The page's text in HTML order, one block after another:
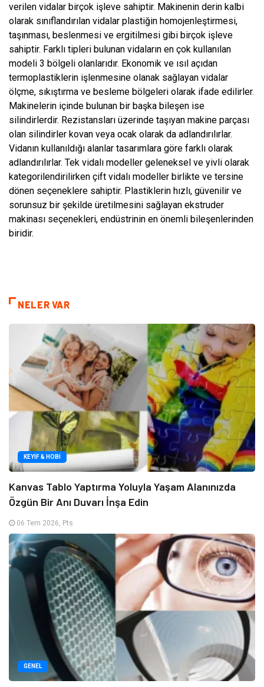
verilen vidalar birçok işleve sahiptir. Makinenin derin kalbi
olarak sınıflandırılan vidalar plastiğin homojenleştirmesi,
taşınması, beslenmesi ve ergitilmesi gibi birçok işleve
sahiptir. Farklı tipleri bulunan vidaların en çok kullanılan
modeli 3 bölgeli olanlarıdır. Ekonomik ve ısıl açıdan
termoplastiklerin işlenmesine olanak sağlayan vidalar
ölçme, sıkıştırma ve besleme bölgeleri olarak ifade edilirler.
Makinelerin içinde bulunan bir başka bileşen ise
silindirlerdir. Rezistansları üzerinde taşıyan makine parçası
olan silindirler kovan veya ocak olarak da adlandırılırlar.
Vidanın kullanıldığı alanlar tasarımlara göre farklı olarak
adlandırılırlar. Tek vidalı modeller geleneksel ve yivli olarak
kategorilendirilirken çift vidalı modeller birlikte ve tersine
dönen seçeneklere sahiptir. Plastiklerin hızlı, güvenilir ve
sorunsuz bir şekilde üretilmesini sağlayan ekstruder
makinası seçenekleri, endüstrinin en önemli bileşenlerinden
biridir.
NELER VAR
KEYIF & HOBI
Kanvas Tablo Yaptırma Yoluyla Yaşam Alanınızda
Özgün Bir Anı Duvarı İnşa Edin
06 Tem 2026, Pts
GENEL